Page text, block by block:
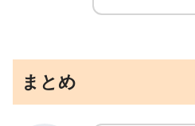
まとめ